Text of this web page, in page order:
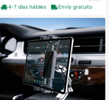
4-7 días hábiles
Envío gratuito